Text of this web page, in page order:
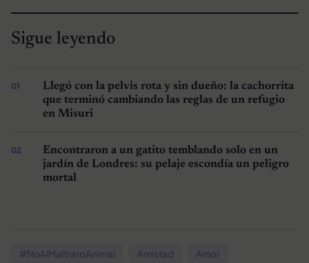
Sigue leyendo
Llegó con la pelvis rota y sin dueño: la cachorrita
que terminó cambiando las reglas de un refugio
en Misuri
Encontraron a un gatito temblando solo en un
jardín de Londres: su pelaje escondía un peligro
mortal
#NoAlMaltratoAnimal Amistad
Amor